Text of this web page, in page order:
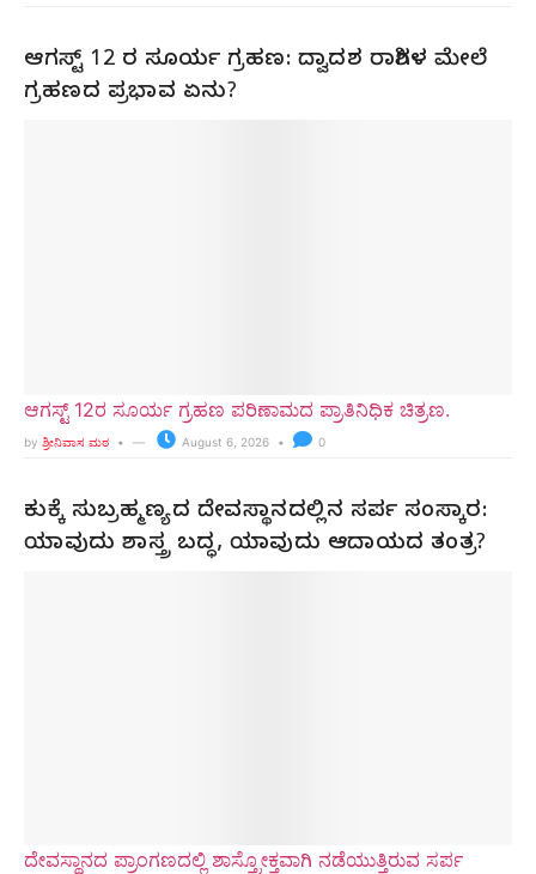
ಆಗಸ್ಟ್ 12 ರ ಸೂರ್ಯ ಗ್ರಹಣ: ದ್ವಾದಶ ರಾಶಿಗಳ ಮೇಲೆ
ಗ್ರಹಣದ ಪ್ರಭಾವ ಏನು?
ಆಗಸ್ಟ್ 12ರ ಸೂರ್ಯ ಗ್ರಹಣ ಪರಿಣಾಮದ ಪ್ರಾತಿನಿಧಿಕ ಚಿತ್ರಣ.
by ಶ್ರೀನಿವಾಸ ಮಠ August 6, 2026 0
ಕುಕ್ಕೆ ಸುಬ್ರಹ್ಮಣ್ಯದ ದೇವಸ್ಥಾನದಲ್ಲಿನ ಸರ್ಪ ಸಂಸ್ಕಾರ:
ಯಾವುದು ಶಾಸ್ತ್ರ ಬದ್ಧ, ಯಾವುದು ಆದಾಯದ ತಂತ್ರ?
ದೇವಸ್ಥಾನದ ಪ್ರಾಂಗಣದಲ್ಲಿ ಶಾಸ್ತ್ರೋಕ್ತವಾಗಿ ನಡೆಯುತ್ತಿರುವ ಸರ್ಪ